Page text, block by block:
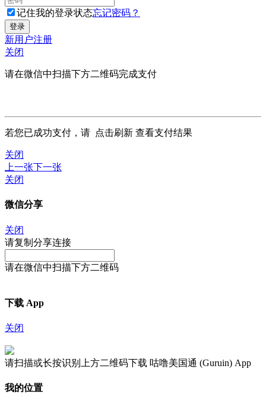
记住我的登录状态忘记密码？
新用户注册
关闭
请在微信中扫描下方二维码完成支付
若您已成功支付，请 点击刷新 查看支付结果
关闭
上一张下一张
关闭
微信分享
关闭
请复制分享连接
请在微信中扫描下方二维码
下载 App
关闭
请扫描或长按识别上方二维码下载 咕噜美国通 (Guruin) App
我的位置